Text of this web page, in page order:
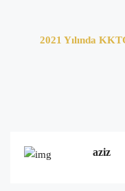
2021 Yılında
aziz